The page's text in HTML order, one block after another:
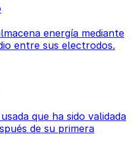
energía mediante
entre sus electrodos.
que ha sido validada
de su primera